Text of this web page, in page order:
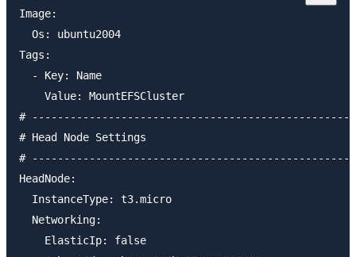
Image:
  Os: ubuntu2004
Tags:
  - Key: Name
    Value: MountEFSCluster
#
# Head Node Settings
#
HeadNode:
  InstanceType: t3.micro
  Networking:
    ElasticIp: false